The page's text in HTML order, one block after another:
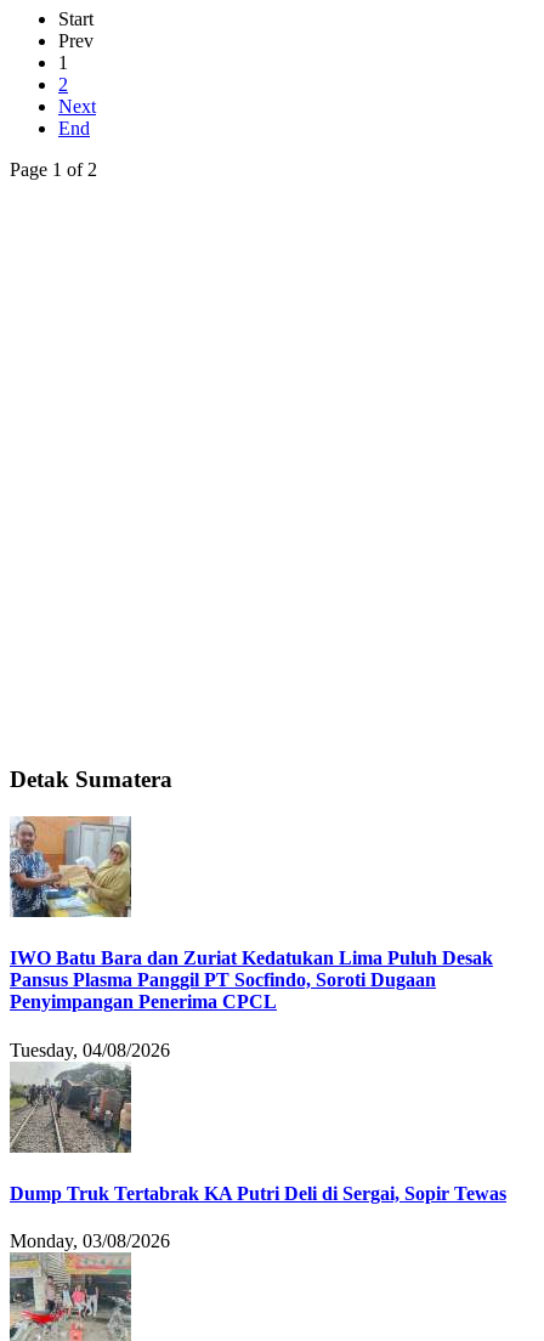
Start
Prev
1
2
Next
End
Page 1 of 2
Detak Sumatera
IWO Batu Bara dan Zuriat Kedatukan Lima Puluh Desak
Pansus Plasma Panggil PT Socfindo, Soroti Dugaan
Penyimpangan Penerima CPCL
Tuesday, 04/08/2026
Dump Truk Tertabrak KA Putri Deli di Sergai, Sopir Tewas
Monday, 03/08/2026